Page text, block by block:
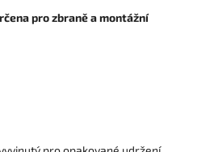
pro zbraně a montážní